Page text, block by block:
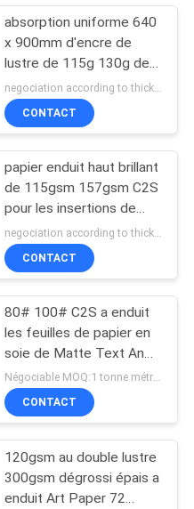
absorption uniforme 640
x 900mm d'encre de
lustre de 115g 130g des
textes de panneau
bilatéral de couverture
CONTACT
papier enduit haut brillant
de 115gsm 157gsm C2S
pour les insertions de
magazines 720 *
1020mm
CONTACT
80# 100# C2S a enduit
les feuilles de papier en
soie de Matte Text And
Cover 25 * 38 pouces
Négociable MOQ:1 tonne métrique
CONTACT
120gsm au double lustre
300gsm dégrossi épais a
enduit Art Paper 72